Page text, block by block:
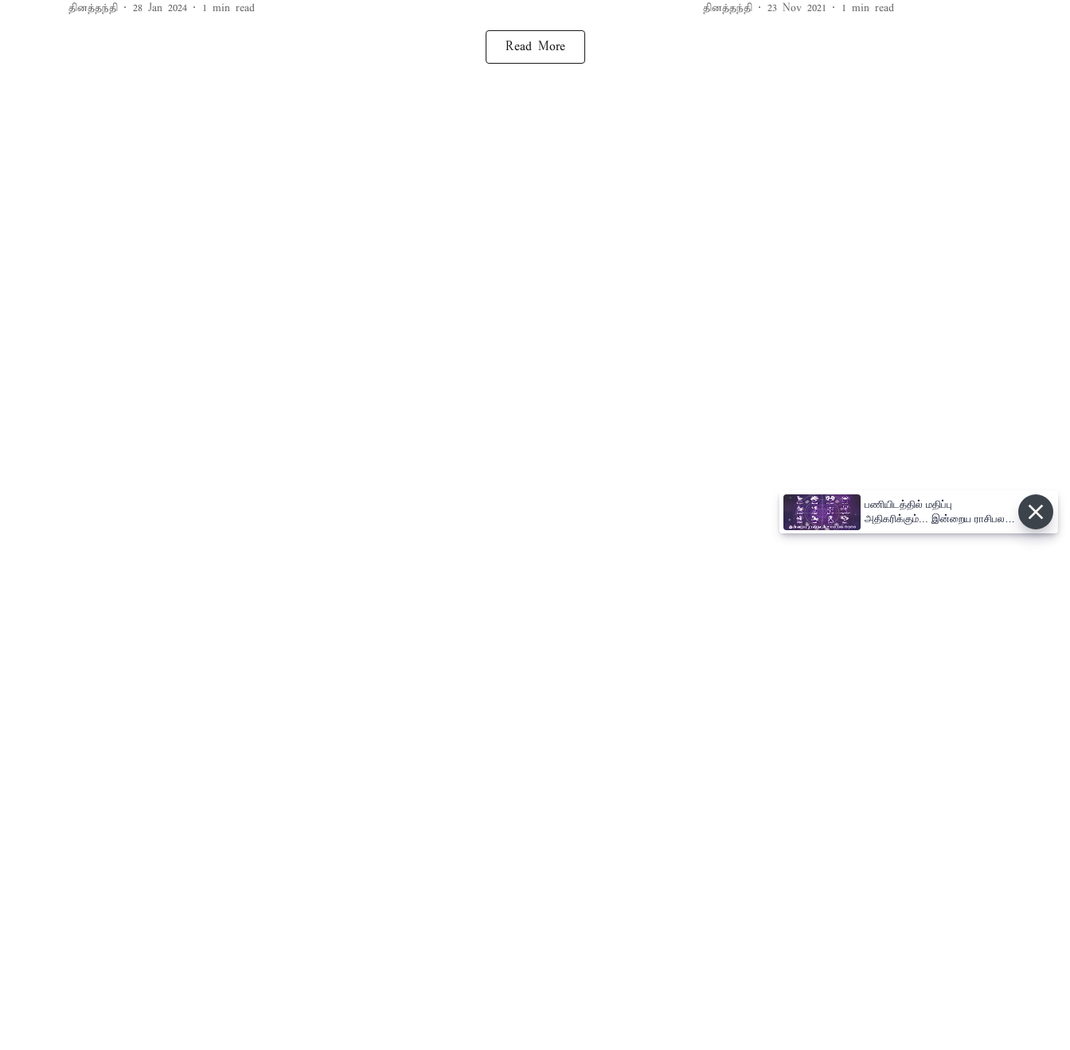
தினத்தந்தி 28 Jan 2024 1 min read தினத்தந்தி 23 Nov 2021 1 min read
Read More
பணியிடத்தில் மதிப்பு
அதிகரிக்கும்... இன்றைய ராசிபலன்
06.08.2026